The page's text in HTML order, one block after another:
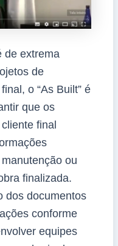
de extrema
de
o “As Built” é
que os
final
ou
finalizada.
dos documentos
conforme
equipes